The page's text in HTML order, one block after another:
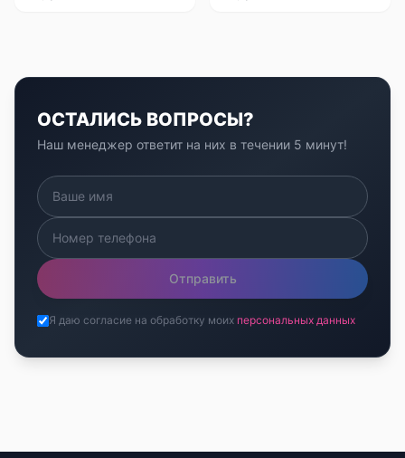
ОСТАЛИСЬ ВОПРОСЫ?
Наш менеджер ответит на них в течении 5 минут!
Отправить
Я даю согласие на обработку моих персональных данных